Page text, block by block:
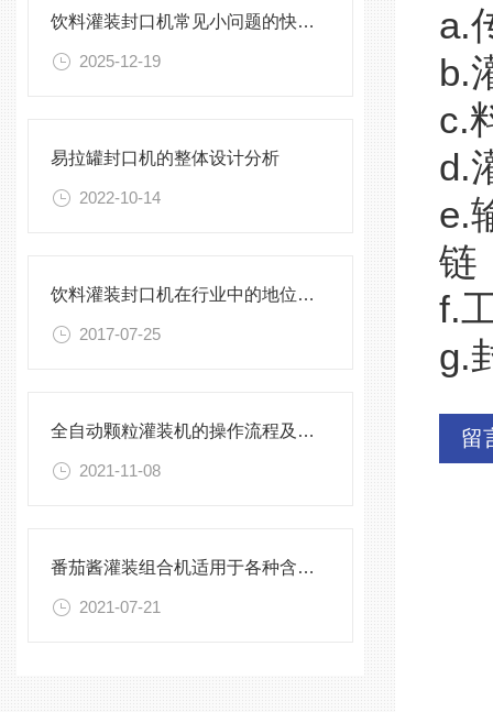
饮料灌装封口机常见小问题的快速诊断与解决方法指南
2025-12-19
易拉罐封口机的整体设计分析
2022-10-14
饮料灌装封口机在行业中的地位大大的提高
2017-07-25
全自动颗粒灌装机的操作流程及注意事项
2021-11-08
番茄酱灌装组合机适用于各种含颗粒的灌装
2021-07-21
a.
b.
c.
d.
e.
链
f.
g.
留